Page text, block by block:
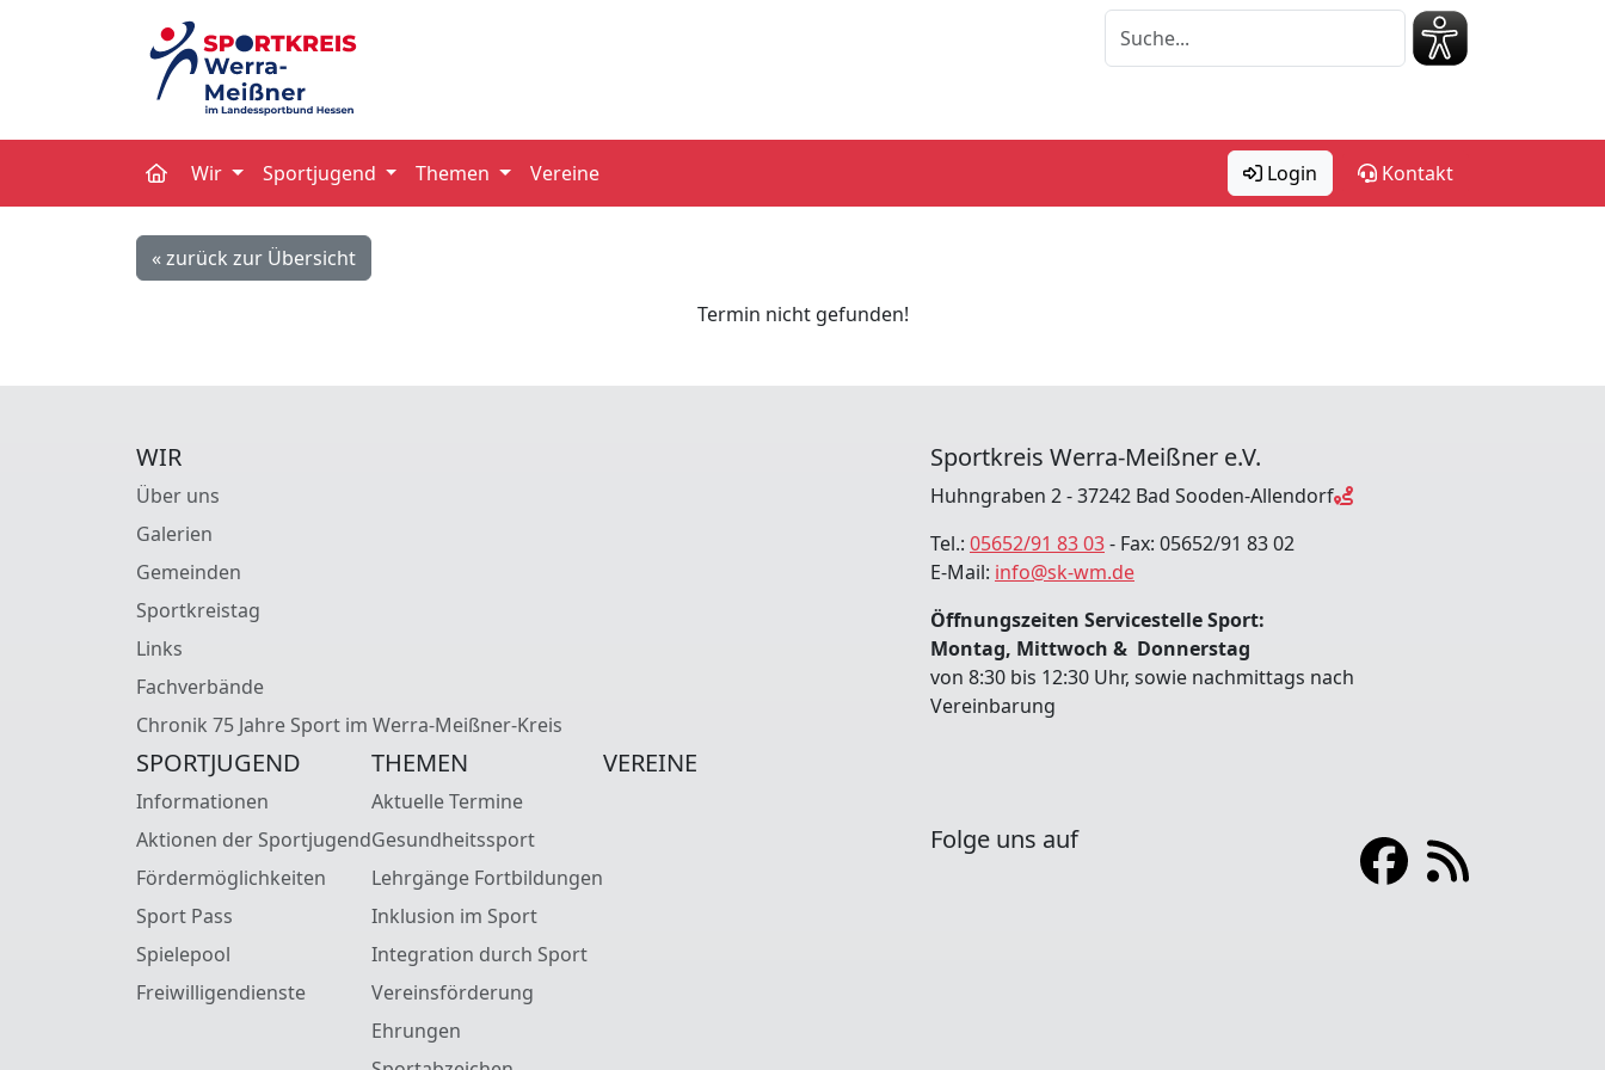
Wir Sportjugend Themen Vereine Login Kontakt
« zurück zur Übersicht
Termin nicht gefunden!
WIR
Über uns
Galerien
Gemeinden
Sportkreistag
Links
Fachverbände
Chronik 75 Jahre Sport im Werra-Meißner-Kreis
SPORTJUGEND
Informationen
Aktionen der Sportjugend
Fördermöglichkeiten
Sport Pass
Spielepool
Freiwilligendienste
THEMEN
Aktuelle Termine
Gesundheitssport
Lehrgänge Fortbildungen
Inklusion im Sport
Integration durch Sport
Vereinsförderung
Ehrungen
VEREINE
Sportkreis Werra-Meißner e.V.
Huhngraben 2 - 37242 Bad Sooden-Allendorf
Tel.: 05652/91 83 03- Fax: 05652/91 83 02
E-Mail: info@sk-wm.de
Öffnungszeiten Servicestelle Sport:
Montag, Mittwoch & Donnerstag
von 8:30 bis 12:30 Uhr, sowie nachmittags nach
Vereinbarung
Folge uns auf